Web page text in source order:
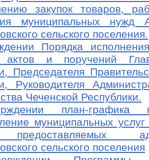
закупок товаров,
муниципальных нужд
сельского поселения.
Порядка
актов и поручений
Председателя
Руководителя
Чеченской Республики.
план-графика
муниципальных
сельского поселения